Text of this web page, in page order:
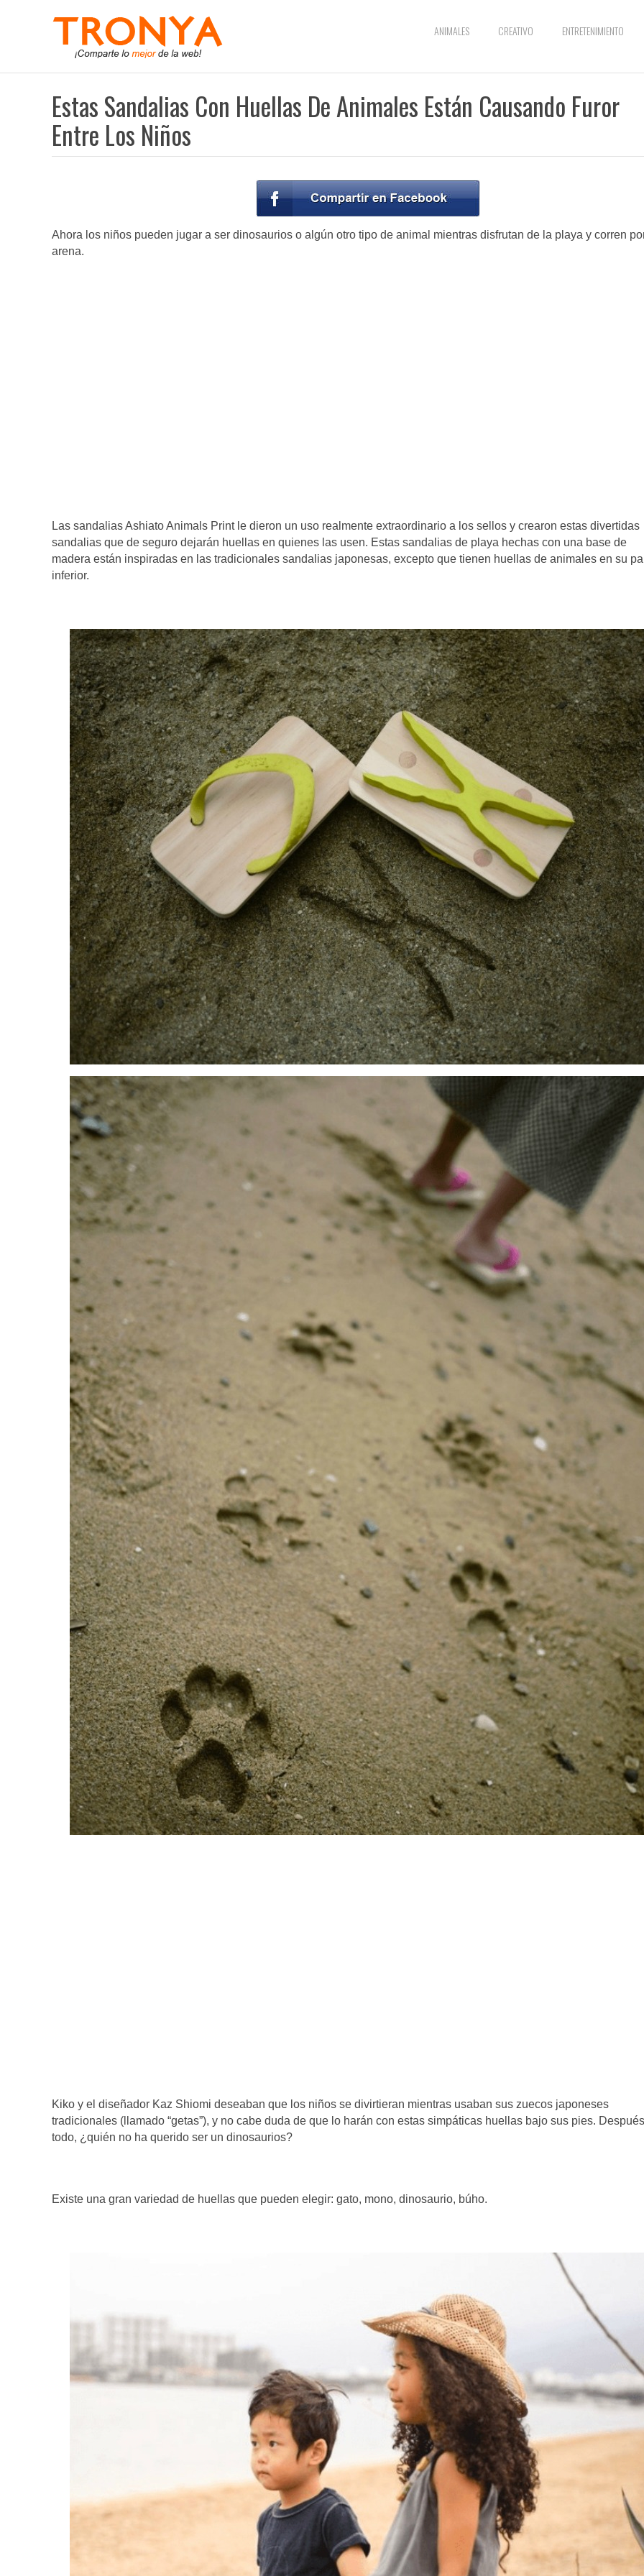
ANIMALES CREATIVO ENTRETENIMIENTO
Estas Sandalias Con Huellas De Animales Están Causando Furor
Entre Los Niños
Ahora los niños pueden jugar a ser dinosaurios o algún otro tipo de animal mientras disfrutan de la playa y corren
arena.
Las sandalias Ashiato Animals Print le dieron un uso realmente extraordinario a los sellos y crearon estas divertidas
sandalias que de seguro dejarán huellas en quienes las usen. Estas sandalias de playa hechas con una base de
madera están inspiradas en las tradicionales sandalias japonesas, excepto que tienen huellas de animales en su
inferior.
Kiko y el diseñador Kaz Shiomi deseaban que los niños se divirtieran mientras usaban sus zuecos japoneses
tradicionales (llamado “getas”), y no cabe duda de que lo harán con estas simpáticas huellas bajo sus pies.
todo, ¿quién no ha querido ser un dinosaurios?
Existe una gran variedad de huellas que pueden elegir: gato, mono, dinosaurio, búho.